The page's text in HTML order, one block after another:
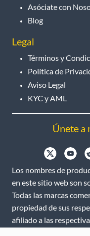
Asóciate con
Blog
Legal
Términos y
Política de
Aviso Legal
KYC y AML
Únete a
Los nombres de
en este sitio web son
Todas las marcas
propiedad de sus
afiliado a las